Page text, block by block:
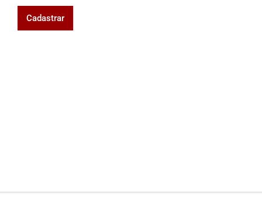
Cadastrar